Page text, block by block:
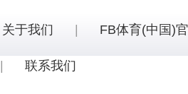
关于我们 | FB体育(中国)
| 联系我们